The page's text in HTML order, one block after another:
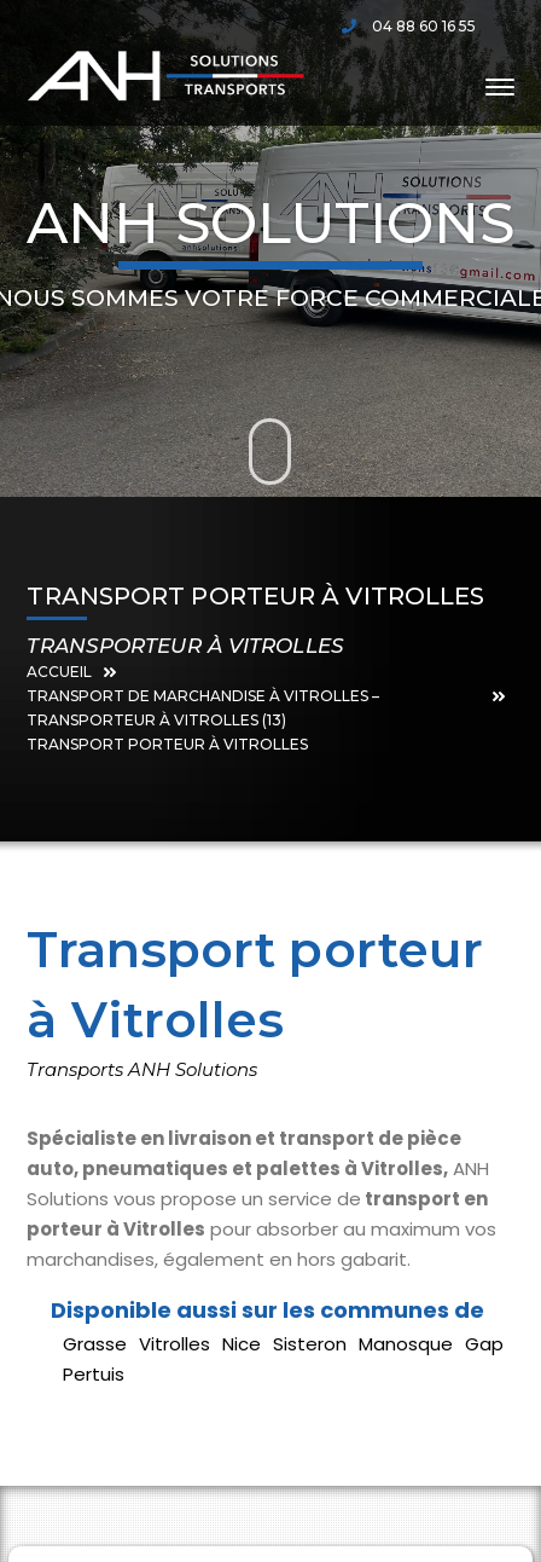
04 88 60 16 55
ANH SOLUTIONS
SOMMES VOTRE FORCE
TRANSPORT PORTEUR À VITROLLES
TRANSPORTEUR À VITROLLES
ACCUEIL
TRANSPORT DE MARCHANDISE À VITROLLES –
TRANSPORTEUR À VITROLLES (13)
TRANSPORT PORTEUR À VITROLLES
Transport porteur
à Vitrolles
Transports ANH Solutions
Spécialiste en livraison et transport de pièce
auto, pneumatiques et palettes à Vitrolles,ANH
Solutions vous propose un service de transport en
porteur à Vitrolles pour absorber au maximum vos
marchandises, également en hors gabarit.
Grasse Vitrolles Nice Sisteron Manosque Gap
Pertuis